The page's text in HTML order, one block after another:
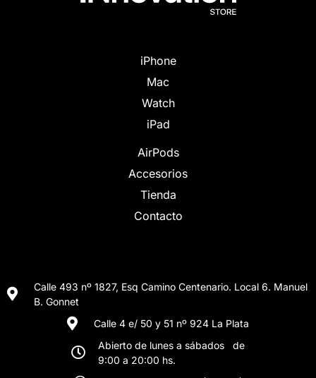
iPhone
Mac
Watch
iPad
AirPods
Accesorios
Tienda
Contacto
Calle 493 nº 1827, Esq Camino Centenario. Local 6. Manuel
B. Gonnet
Calle 4 e/ 50 y 51 nº 924 La Plata
Abierto de lunes a sábados de
9:00 a 20:00 hs.